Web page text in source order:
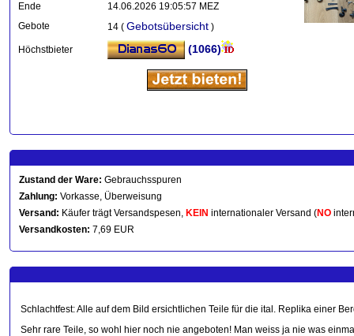
Ende
14.06.2026 19:05:57 MEZ
Gebote
14 ( Gebotsübersicht )
Höchstbieter (1066)
Zustand der Ware: Gebrauchsspuren
Zahlung: Vorkasse, Überweisung
Versand: Käufer trägt Versandspesen, KEIN internationaler Versand (NO
Versandkosten: 7,69 EUR
Schlachtfest: Alle auf dem Bild ersichtlichen Teile für die ital. Replika einer
Sehr rare Teile, so wohl hier noch nie angeboten! Man weiss ja nie was